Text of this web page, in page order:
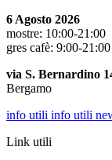
6 Agosto 2026
mostre: 10:00-21:00
gres cafè: 9:00-21:00
via S. Bernardino
Bergamo
info utili info utili
Link utili